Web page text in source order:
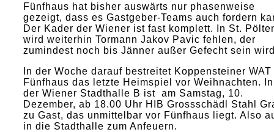
Fünfhaus hat bisher auswärts nur phasenweise
gezeigt, dass es Gastgeber-Teams auch fordern
Der Kader der Wiener ist fast komplett. In St.
wird weiterhin Tormann Jakov Pavic fehlen, der
zumindest noch bis Jänner außer Gefecht sein
In der Woche darauf bestreitet Koppensteiner WAT
Fünfhaus das letzte Heimspiel vor Weihnachten. In
der Wiener Stadthalle B ist am Samstag, 10.
Dezember, ab 18.00 Uhr HIB Grossschädl Stahl
zu Gast, das unmittelbar vor Fünfhaus liegt. Also
in die Stadthalle zum Anfeuern.